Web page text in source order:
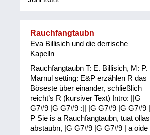
Rauchfangtaubn
Eva Billisich und die derrische
Kapelln
Rauchfangtaubn T: E. Billisich, M: P.
Marnul setting: E&P erzählen R das
Böseste über einander, schließlich
reicht’s R (kursiver Text) Intro: ||G
G7#9 |G G7#9 :|| |G G7#9 |G G7#9 |
P Sie is a Rauchfangtaubn, tuat ollas
abstaubn, |G G7#9 |G G7#9 | a oide